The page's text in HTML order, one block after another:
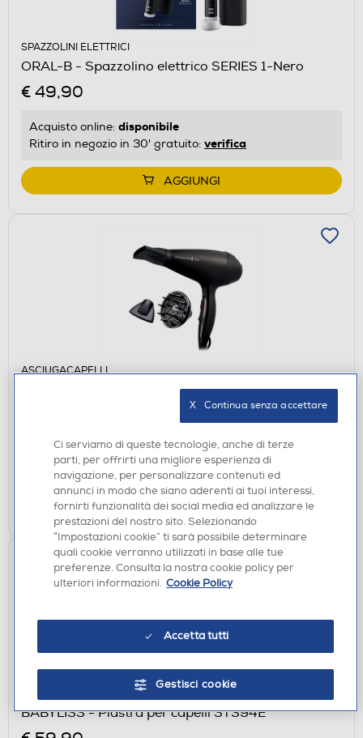
SPAZZOLINI ELETTRICI
ORAL-B - Spazzolino elettrico SERIES 1-Nero
€ 49,90
Acquisto online: disponibile
Ritiro in negozio in 30' gratuito: verifica
AGGIUNGI
ASCIUGACAPELLI
REMINGTON - Asciugacapelli AC9095-BLACK
Acquisto online:disponibile
Ritiro in negozio in 30' gratuito: verifica
AGGIUNGI
BABYLISS - Piastra per capelli ST394E
Ci serviamo di queste tecnologie, anche di terze
parti, per offrirti una migliore esperienza di
navigazione, per personalizzare contenuti ed
annunci in modo che siano aderenti ai tuoi interessi,
fornirti funzionalità dei social media ed analizzare le
prestazioni del nostro sito. Selezionando
“Impostazioni cookie” ti sarà possibile determinare
quali cookie verranno utilizzati in base alle tue
preferenze. Consulta la nostra cookie policy per
ulteriori informazioni. Cookie Policy
Accetta tutti
Gestisci cookie
X   Continua senza accettare